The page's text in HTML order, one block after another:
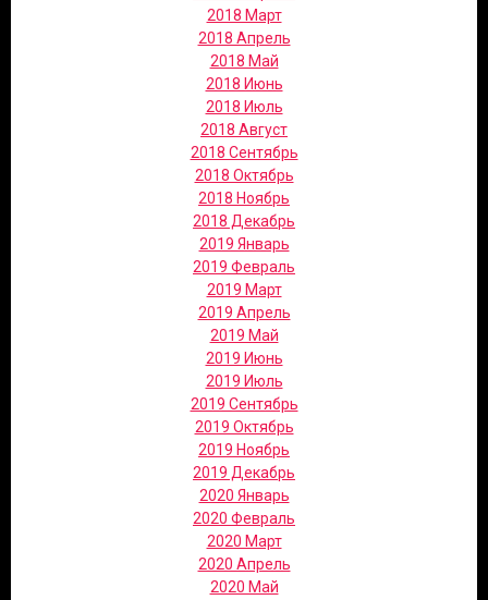
2018 Март
2018 Апрель
2018 Май
2018 Июнь
2018 Июль
2018 Август
2018 Сентябрь
2018 Октябрь
2018 Ноябрь
2018 Декабрь
2019 Январь
2019 Февраль
2019 Март
2019 Апрель
2019 Май
2019 Июнь
2019 Июль
2019 Сентябрь
2019 Октябрь
2019 Ноябрь
2019 Декабрь
2020 Январь
2020 Февраль
2020 Март
2020 Апрель
2020 Май